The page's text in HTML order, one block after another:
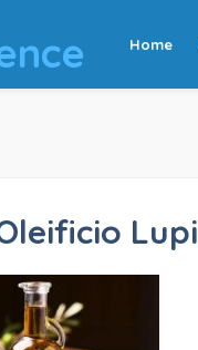
Home
Lupi